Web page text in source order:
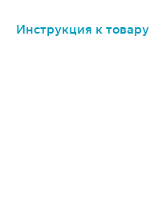
Инструкция к товару